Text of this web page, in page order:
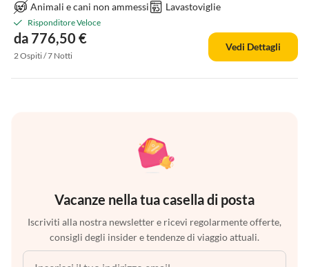
Animali e cani non ammessi
Lavastoviglie
Risponditore Veloce
da 776,50 €
2 Ospiti / 7 Notti
Vedi Dettagli
Vacanze nella tua casella di posta
Iscriviti alla nostra newsletter e ricevi regolarmente offerte,
consigli degli insider e tendenze di viaggio attuali.